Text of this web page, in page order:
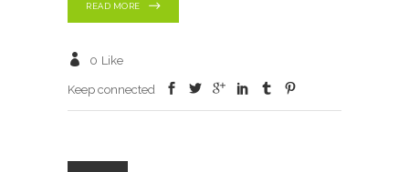
READ MORE
0 Like
Keep connected